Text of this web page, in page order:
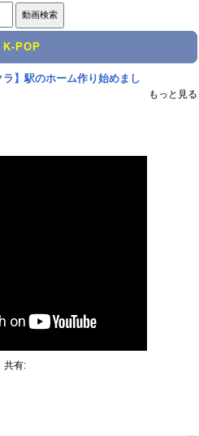
K-POP
ラ】駅のホーム作り始めまし
もっと見る
共有: